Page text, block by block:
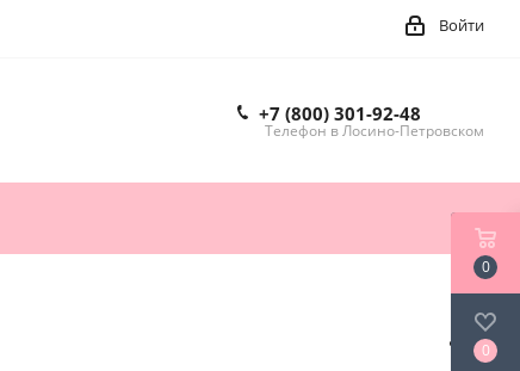
Войти
+7 (800) 301-92-48
Телефон в Лосино-Петровском
0
0